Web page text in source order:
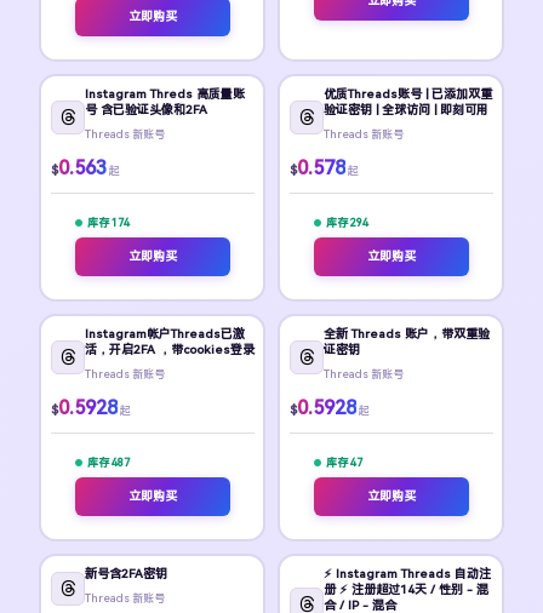
立即购买
Instagram Threds 高质量账
号 含已验证头像和2FA
Threads 新账号
$0.563 起
库存 174
立即购买
优质Threads账号 | 已添加双重
验证密钥 | 全球访问 | 即刻可用
Threads 新账号
$0.578 起
库存 294
立即购买
Instagram帐户Threads已激
活，开启2FA ，带cookies登录
Threads 新账号
$0.5928 起
库存 487
立即购买
全新 Threads 账户，带双重验
证密钥
Threads 新账号
$0.5928 起
库存 47
立即购买
新号含2FA密钥
Threads 新账号
⚡️ Instagram Threads 自动注
册 ⚡️ 注册超过14天 / 性别 - 混
合 / IP - 混合